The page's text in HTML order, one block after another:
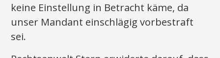
keine Einstellung in Betracht käme, da
unser Mandant einschlägig vorbestraft
sei.